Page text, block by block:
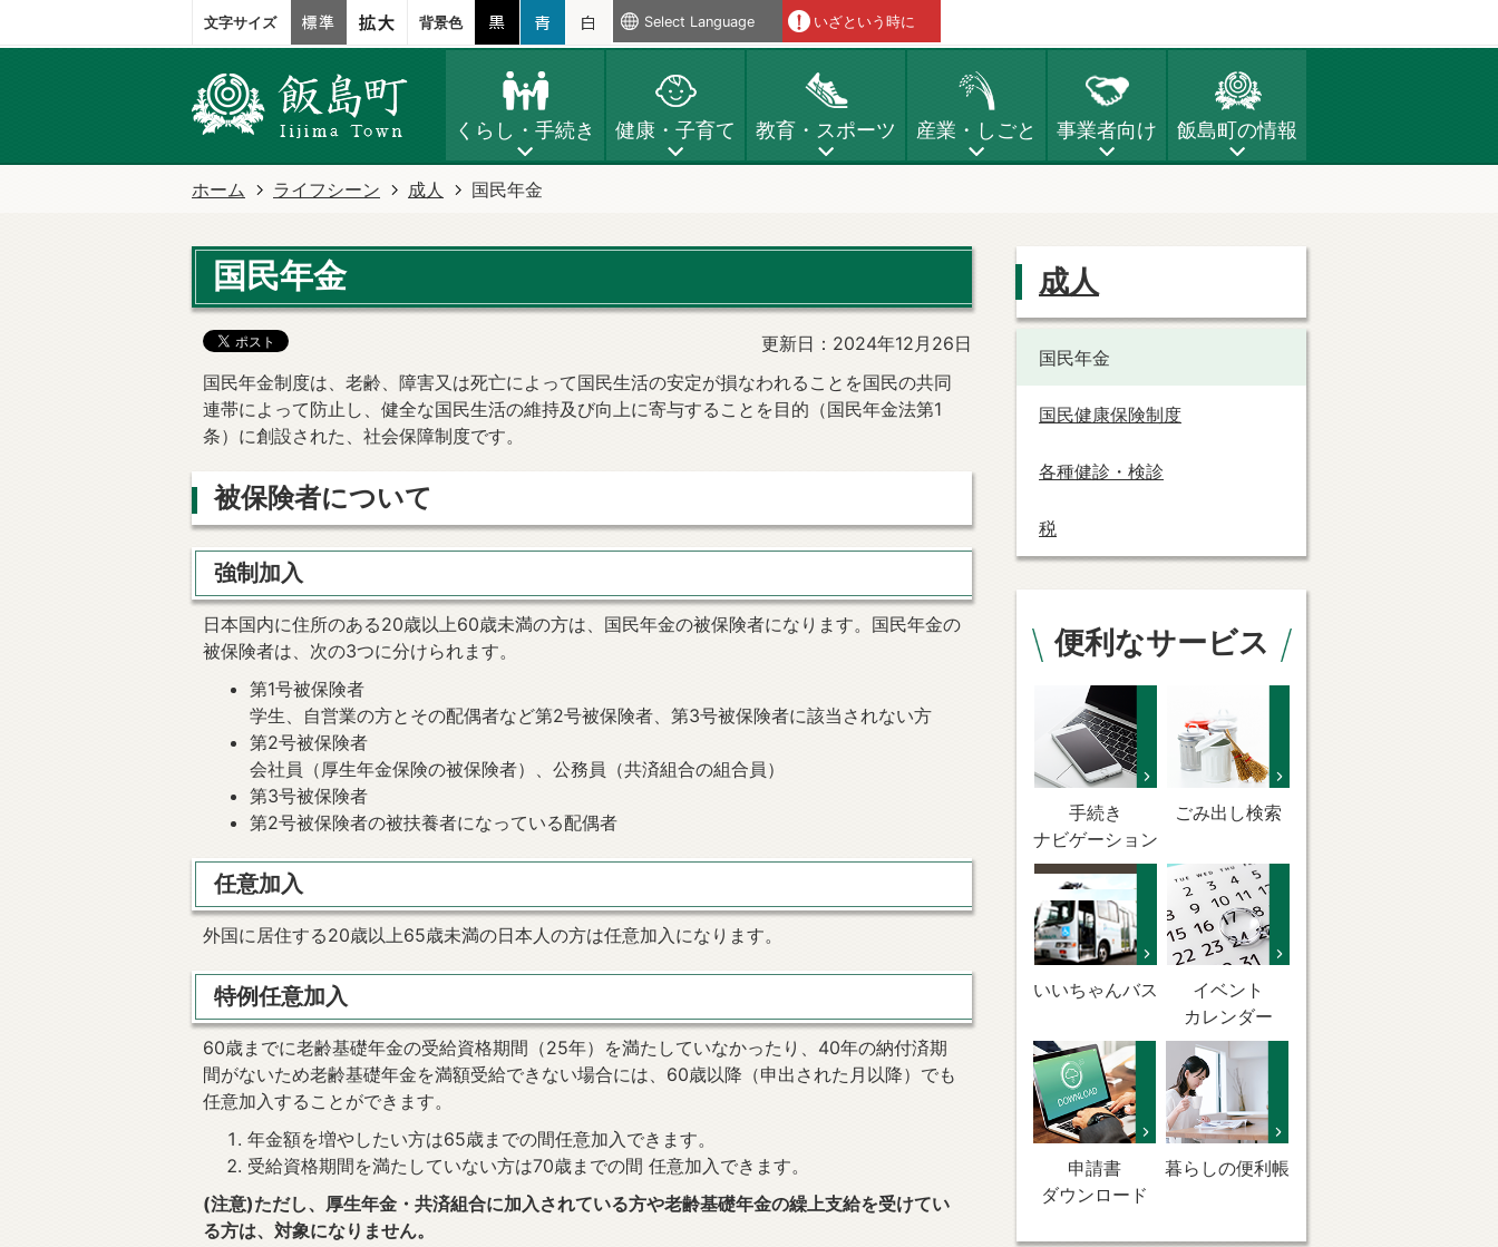
文字サイズ 背景色 Select Language いざという時に
くらし・手続き 健康・子育て 教育・スポーツ 産業・しごと 事業者向け 飯島町の情報
ホーム ライフシーン 成人 国民年金
国民年金
更新日：2024年12月26日
国民年金制度は、老齢、障害又は死亡によって国民生活の安定が損なわれることを国民の共同
連帯によって防止し、健全な国民生活の維持及び向上に寄与することを目的（国民年金法第1
条）に創設された、社会保障制度です。
被保険者について
強制加入
日本国内に住所のある20歳以上60歳未満の方は、国民年金の被保険者になります。国民年金の
被保険者は、次の3つに分けられます。
第1号被保険者
学生、自営業の方とその配偶者など第2号被保険者、第3号被保険者に該当されない方
第2号被保険者
会社員（厚生年金保険の被保険者）、公務員（共済組合の組合員）
第3号被保険者
第2号被保険者の被扶養者になっている配偶者
任意加入
外国に居住する20歳以上65歳未満の日本人の方は任意加入になります。
特例任意加入
60歳までに老齢基礎年金の受給資格期間（25年）を満たしていなかったり、40年の納付済期
間がないため老齢基礎年金を満額受給できない場合には、60歳以降（申出された月以降）でも
任意加入することができます。
年金額を増やしたい方は65歳までの間任意加入できます。
受給資格期間を満たしていない方は70歳までの間 任意加入できます。
(注意)ただし、厚生年金・共済組合に加入されている方や老齢基礎年金の繰上支給を受けてい
る方は、対象になりません。
成人
国民年金
国民健康保険制度
各種健診・検診
税
便利なサービス
手続き
ナビゲーション
ごみ出し検索
いいちゃんバス
イベント
カレンダー
申請書
ダウンロード
暮らしの便利帳